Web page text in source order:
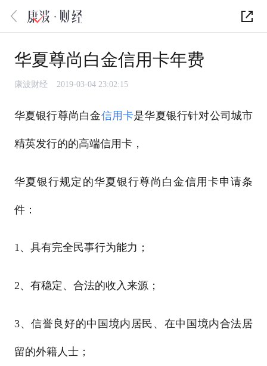
华夏尊尚白金信用卡年费
康波财经 2019-03-04 23:02:15
华夏银行尊尚白金信用卡是华夏银行针对公司城市
精英发行的的高端信用卡，
华夏银行规定的华夏银行尊尚白金信用卡申请条
件：
1、具有完全民事行为能力；
2、有稳定、合法的收入来源；
3、信誉良好的中国境内居民、在中国境内合法居
留的外籍人士；